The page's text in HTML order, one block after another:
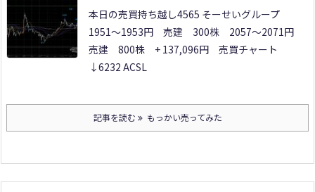
本日の売買持ち越し4565 そーせいグループ
1951～1953円 売建 300株 2057～2071円
売建 800株 + 137,096円 売買チャート
↓6232 ACSL
記事を読む もっかい売ってみた